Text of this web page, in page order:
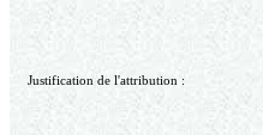
Justification de l'attribution :